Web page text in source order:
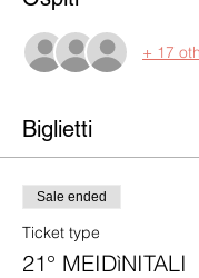
+ 17
Biglietti
Sale ended
Ticket type
21° MEIDìNITALI